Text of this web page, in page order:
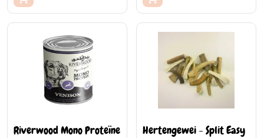
Riverwood Mono Proteïne
Hertengewei - Split Easy